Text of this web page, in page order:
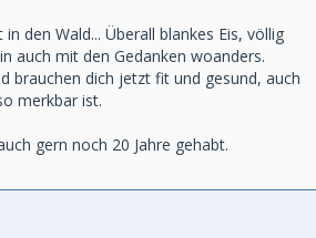
den Wald... Überall blankes Eis, völlig
auch mit den Gedanken woanders.
brauchen dich jetzt fit und gesund, auch
merkbar ist.
gern noch 20 Jahre gehabt.